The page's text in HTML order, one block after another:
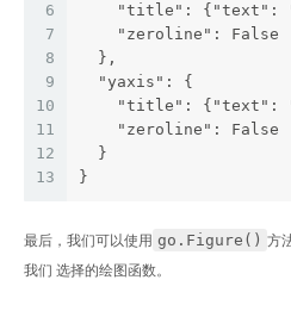
6
7
8
9
10
11
12
13
"title": {"text":
    "zeroline": False
  },
  "yaxis": {
"title": {"text":
    "zeroline": False
  }
}
最后，我们可以使用 go.Figure() 方
我们 选择的绘图函数。